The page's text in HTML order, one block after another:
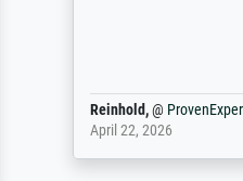
Reinhold,@
April 22, 2026